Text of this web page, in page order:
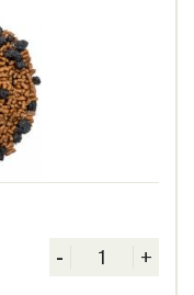
- +